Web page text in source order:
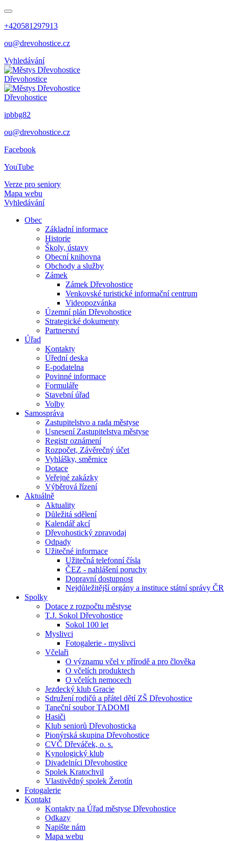
+420581297913
ou@drevohostice.cz
Vyhledávání
Dřevohostice
Dřevohostice
ipbbg82
ou@drevohostice.cz
Facebook
YouTube
Verze pro seniory
Mapa webu
Vyhledávání
Obec
Základní informace
Historie
Školy, ústavy
Obecní knihovna
Obchody a služby
Zámek
Zámek Dřevohostice
Venkovské turistické informační centrum
Videopozvánka
Územní plán Dřevohostice
Strategické dokumenty
Partnerství
Úřad
Kontakty
Úřední deska
E-podatelna
Povinné informace
Formuláře
Stavební úřad
Volby
Samospráva
Zastupitelstvo a rada městyse
Usnesení Zastupitelstva městyse
Registr oznámení
Rozpočet, Závěrečný účet
Vyhlášky, směrnice
Dotace
Veřejné zakázky
Výběrová řízení
Aktuálně
Aktuality
Důležitá sdělení
Kalendář akcí
Dřevohostický zpravodaj
Odpady
Užitečné informace
Užitečná telefonní čísla
ČEZ - nahlášení poruchy
Dopravní dostupnost
Nejdůležitější orgány a instituce státní správy ČR
Spolky
Dotace z rozpočtu městyse
T.J. Sokol Dřevohostice
Sokol 100 let
Myslivci
Fotogalerie - myslivci
Včelaři
O významu včel v přírodě a pro člověka
O včelích produktech
O včelích nemocech
Jezdecký klub Gracie
Sdružení rodičů a přátel dětí ZŠ Dřevohostice
Taneční soubor TADOMI
Hasiči
Klub seniorů Dřevohosticka
Pionýrská skupina Dřevohostice
CVČ Dřeváček, o. s.
Kynologický klub
Divadelníci Dřevohostice
Spolek Kratochvil
Vlastivědný spolek Žerotín
Fotogalerie
Kontakt
Kontakty na Úřad městyse Dřevohostice
Odkazy
Napište nám
Mapa webu